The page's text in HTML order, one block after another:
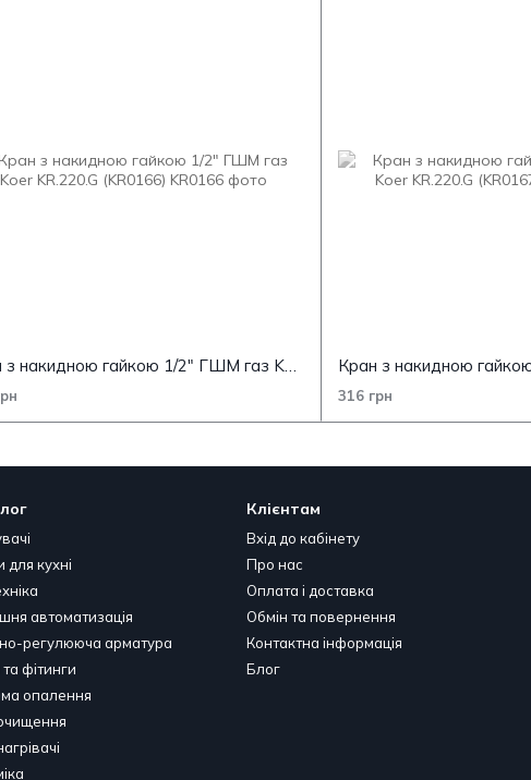
Кран з накидною гайкою 1/2" ГШМ газ Koer KR.220.G (KR0166)
316 грн
кухні
автоматизація
регулююча арматура
фітинги
опалення
Клієнтам
Вхід до кабінету
Про нас
Оплата і доставка
Обмін та повернення
Контактна інформація
Блог